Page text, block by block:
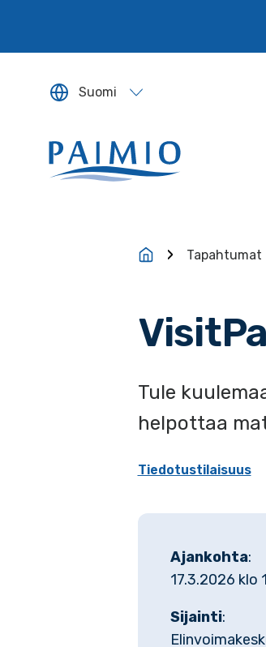
Suomi
Sivun kieleksi valitaan
Tapahtumat
Tule
helpottaa
Tiedotustilaisuus
Ajankohta:
17.3.2026 klo
Sijainti: